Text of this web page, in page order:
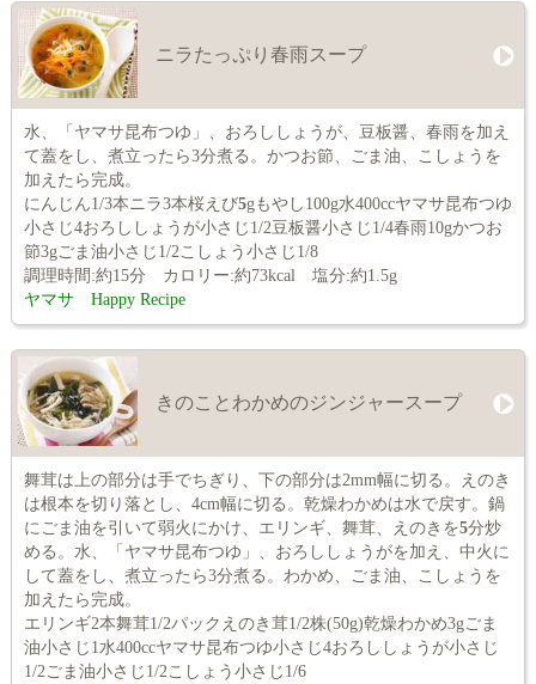
ニラたっぷり春雨スープ
水、「ヤマサ昆布つゆ」、おろししょうが、豆板醤、春雨を加え
て蓋をし、煮立ったら3分煮る。かつお節、ごま油、こしょうを
加えたら完成。
にんじん1/3本ニラ3本桜えび5gもやし100g水400ccヤマサ昆布つゆ
小さじ4おろししょうが小さじ1/2豆板醤小さじ1/4春雨10gかつお
節3gごま油小さじ1/2こしょう小さじ1/8
調理時間:約15分 カロリー:約73kcal 塩分:約1.5g
ヤマサ Happy Recipe
きのことわかめのジンジャースープ
舞茸は上の部分は手でちぎり、下の部分は2mm幅に切る。えのき
は根本を切り落とし、4cm幅に切る。乾燥わかめは水で戻す。鍋
にごま油を引いて弱火にかけ、エリンギ、舞茸、えのきを5分炒
める。水、「ヤマサ昆布つゆ」、おろししょうがを加え、中火に
して蓋をし、煮立ったら3分煮る。わかめ、ごま油、こしょうを
加えたら完成。
エリンギ2本舞茸1/2パックえのき茸1/2株(50g)乾燥わかめ3gごま
油小さじ1水400ccヤマサ昆布つゆ小さじ4おろししょうが小さじ
1/2ごま油小さじ1/2こしょう小さじ1/6